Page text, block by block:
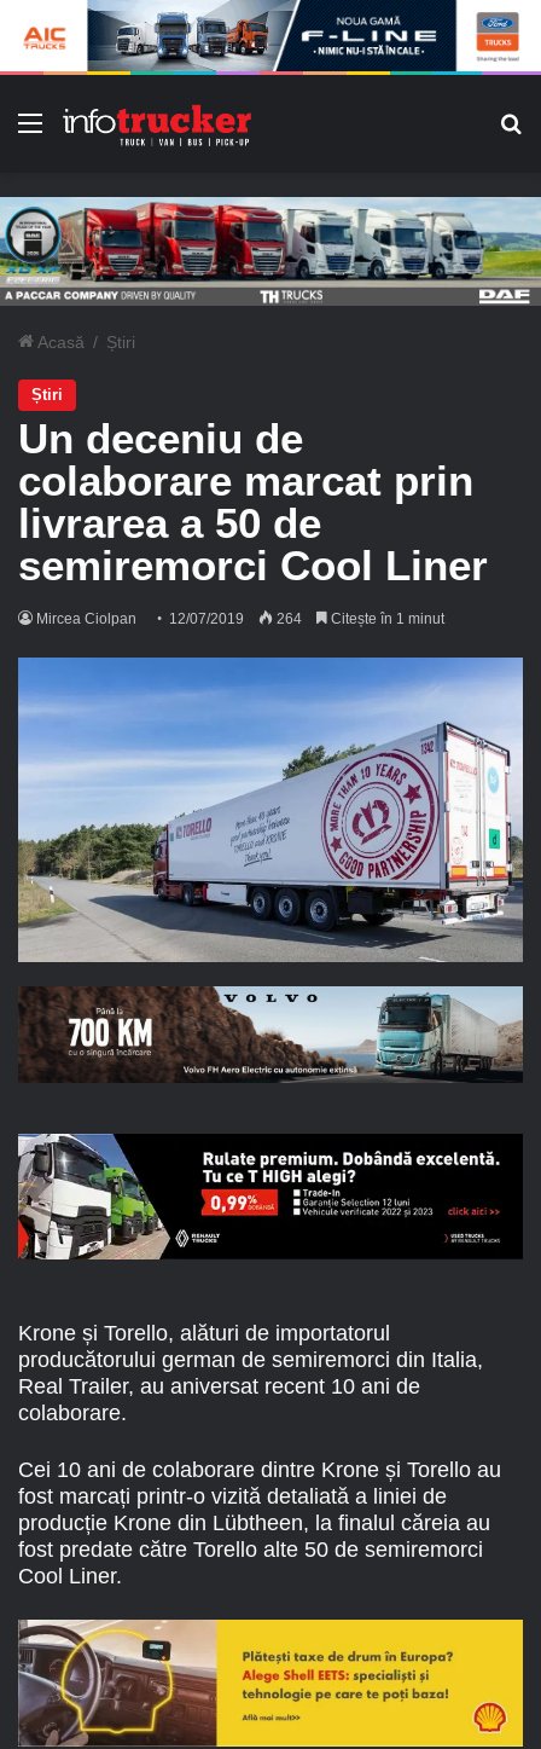
Meniu
Acasă / Știri
Știri
Un deceniu de
colaborare marcat prin
livrarea a 50 de
semiremorci Cool Liner
Mircea Ciolpan 12/07/2019 264 Citește în 1 minut
Krone și Torello, alături de importatorul
producătorului german de semiremorci din Italia,
Real Trailer, au aniversat recent 10 ani de
colaborare.
Cei 10 ani de colaborare dintre Krone și Torello au
fost marcați printr-o vizită detaliată a liniei de
producție Krone din Lübtheen, la finalul căreia au
fost predate către Torello alte 50 de semiremorci
Cool Liner.